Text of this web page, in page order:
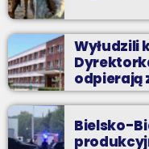
Wyłudzili
odpierają
Bielsko-